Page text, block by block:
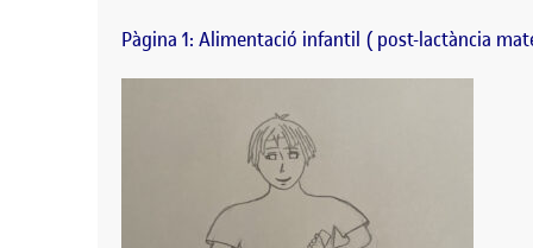
Pàgina 1: Alimentació infantil ( post-lactància